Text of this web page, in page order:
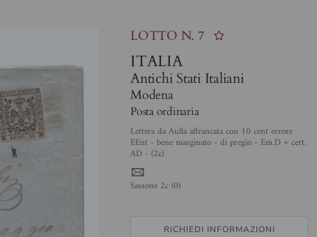
LOTTO N. 7
ITALIA
Antichi Stati Italiani
Modena
Posta ordinaria
Lettera da Aulla affrancata con 10 cent errore
EEnt - bene marginato - di pregio - Em.D + cert.
AD - (2c)
4
Sassone 2c (0)
RICHIEDI INFORMAZIONI